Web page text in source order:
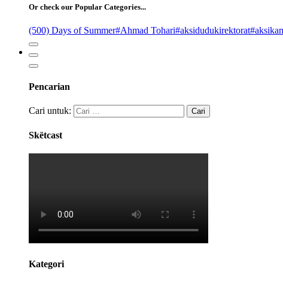
Or check our Popular Categories...
(500) Days of Summer#Ahmad Tohari#aksidudukirektorat
Pencarian
Cari untuk:
Skëtcast
Kategori